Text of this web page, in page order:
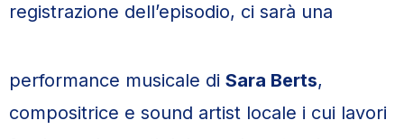
registrazione dell’episodio, ci sarà una
performance musicale di Sara Berts,
compositrice e sound artist locale i cui lavori